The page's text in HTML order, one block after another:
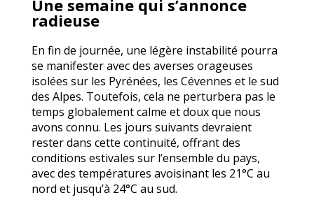
Une semaine qui s’annonce
radieuse
En fin de journée, une légère instabilité pourra
se manifester avec des averses orageuses
isolées sur les Pyrénées, les Cévennes et le sud
des Alpes. Toutefois, cela ne perturbera pas le
temps globalement calme et doux que nous
avons connu. Les jours suivants devraient
rester dans cette continuité, offrant des
conditions estivales sur l’ensemble du pays,
avec des températures avoisinant les 21°C au
nord et jusqu’à 24°C au sud.